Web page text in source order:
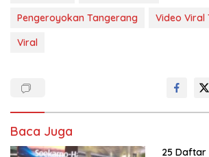
Pengeroyokan Tangerang
Video Viral
Viral
Baca Juga
25 Daftar